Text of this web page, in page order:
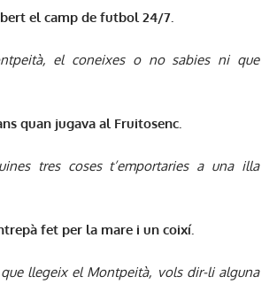
el camp de futbol 24/7.
el coneixes o no sabies ni que
quan jugava al Fruitosenc.
tres coses t’emportaries a una illa
fet per la mare i un coixí.
que llegeix el Montpeità, vols dir-li alguna